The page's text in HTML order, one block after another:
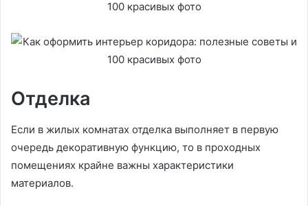
Отделка
Если в жилых комнатах отделка выполняет в первую
очередь декоративную функцию, то в проходных
помещениях крайне важны характеристики
материалов.